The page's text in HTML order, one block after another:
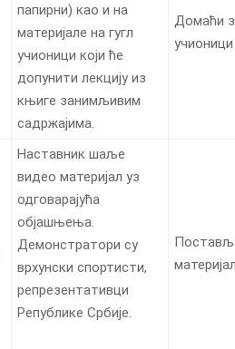
папирни) као и на
материјале на гугл
учионици који ће
допунити лекцију из
књиге занимљивим
садржајима.
Домаћи
учионици
Наставник шаље
видео материјал уз
одговарајућа
објашњења.
Демонстратори су
врхунски спортисти,
репрезентативци
Републике Србије.